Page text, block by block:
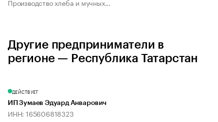
Производство хлеба и мучных...
Другие предприниматели в
регионе — Республика Татарстан
ДЕЙСТВУЕТ
ИП Зумаев Эдуард Анварович
ИНН: 165606818323